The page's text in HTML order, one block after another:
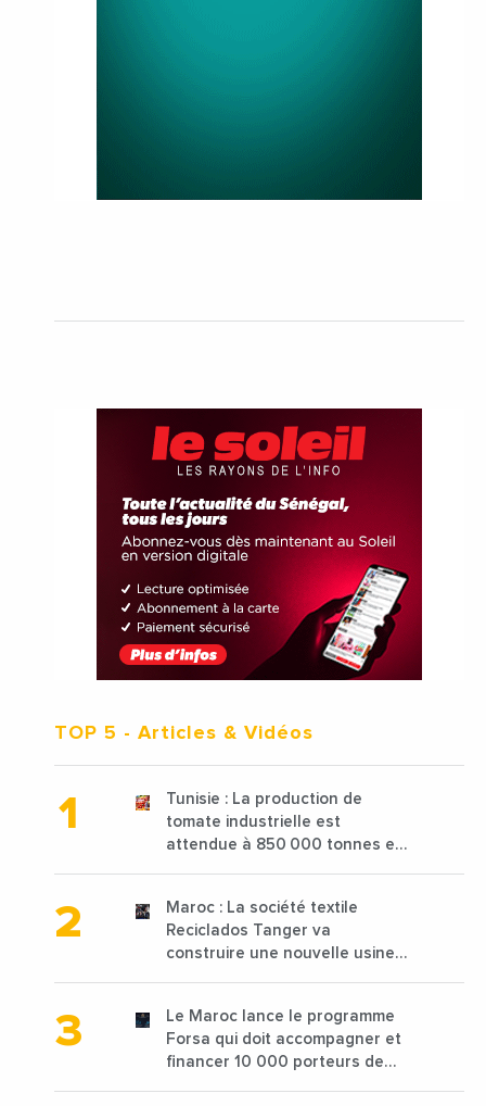
TOP 5 - Articles & Vidéos
Tunisie : La production de
tomate industrielle est
attendue à 850 000 tonnes en
Maroc : La société textile
Reciclados Tanger va
construire une nouvelle usine
Le Maroc lance le programme
Forsa qui doit accompagner et
financer 10 000 porteurs de